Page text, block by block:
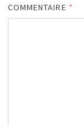
COMMENTAIRE *